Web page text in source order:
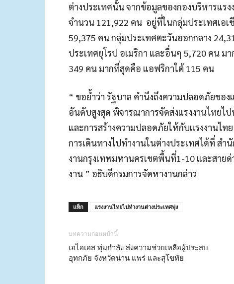
ต่างประเทศนั้น จากข้อมูลของกองบริหารแร
จำนวน 121,922 คน อยู่ที่ในกลุ่มประเทศเอ
59,375 คน กลุ่มประเทศตะวันออกกลาง
ประเทศยุโรป อเมริกา และอื่นๆ 5,720 คน
349 คน มากที่สุดคือ แอฟริกาใต้ 115 คน
“ ขอย้ำว่า รัฐบาล คำนึงถึงความปลอดภัยขอ
อันดับสูงสุด พิจารณาการจัดส่งแรงงานไทยไ
และการสร้างความปลอดภัยให้กับแรงงานไท
การเดินทางไปทำงานในต่างประเทศได้ที่ ส
งานกรุงเทพมหานครเขตพื้นที่1-10 และสายด่
งาน ” อธิบดีกรมการจัดหางานกล่าว
แท็ก แรงงานไทยไปทำงานต่างประเทศพุ่ง
บทความก่อนหน้านี้
เอไอเอส ทุ่มกำลัง ส่งความช่วยเหลือผู้ประสบ
อุทกภัย จังหวัดน่าน แพร่ และสุโขทัย